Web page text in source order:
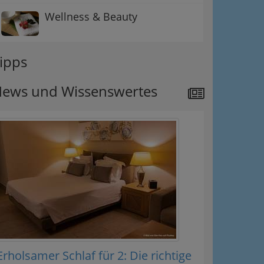
Wellness & Beauty
und Wissenswertes
Schlaf für 2: Die richtige